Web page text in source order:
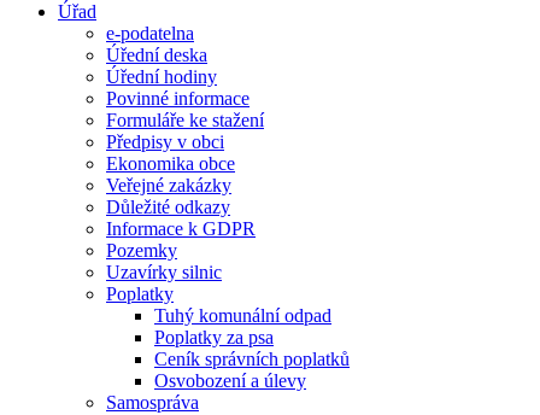
Úřad
e-podatelna
Úřední deska
Úřední hodiny
Povinné informace
Formuláře ke stažení
Předpisy v obci
Ekonomika obce
Veřejné zakázky
Důležité odkazy
Informace k GDPR
Pozemky
Uzavírky silnic
Poplatky
Tuhý komunální odpad
Poplatky za psa
Ceník správních poplatků
Osvobození a úlevy
Samospráva